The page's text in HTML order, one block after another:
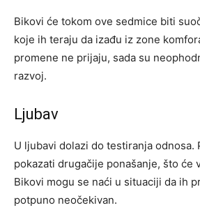
Bikovi će tokom ove sedmice biti
koje ih teraju da izađu iz zone
promene ne prijaju, sada su
razvoj.
Ljubav
U ljubavi dolazi do testiranja odnosa.
pokazati drugačije ponašanje, što će
Bikovi mogu se naći u situaciji da ih
potpuno neočekivan.